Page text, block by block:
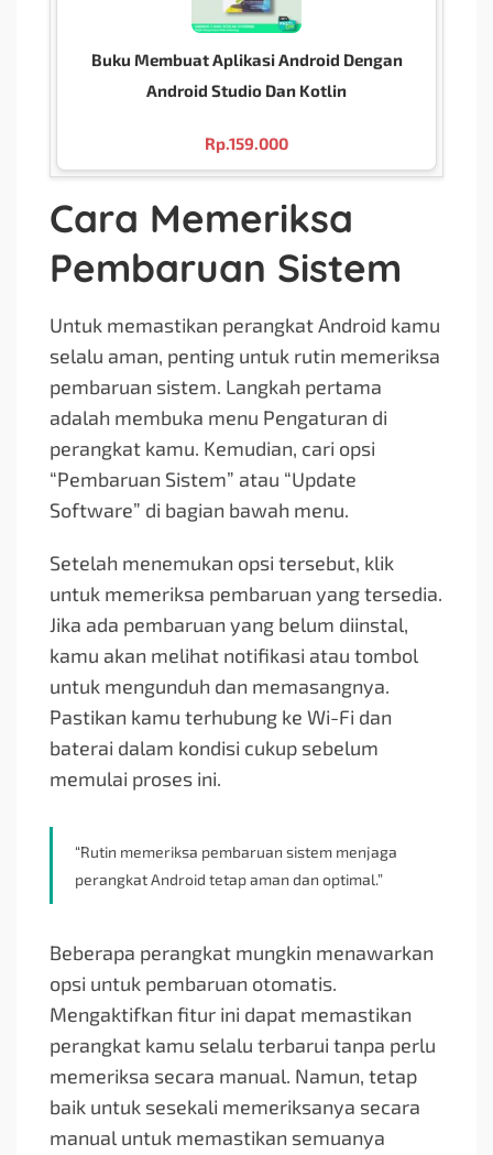
Buku Membuat Aplikasi Android Dengan
Android Studio Dan Kotlin
Rp.159.000
Cara Memeriksa
Pembaruan Sistem
Untuk memastikan perangkat Android kamu
selalu aman, penting untuk rutin memeriksa
pembaruan sistem. Langkah pertama
adalah membuka menu Pengaturan di
perangkat kamu. Kemudian, cari opsi
“Pembaruan Sistem” atau “Update
Software” di bagian bawah menu.
Setelah menemukan opsi tersebut, klik
untuk memeriksa pembaruan yang tersedia.
Jika ada pembaruan yang belum diinstal,
kamu akan melihat notifikasi atau tombol
untuk mengunduh dan memasangnya.
Pastikan kamu terhubung ke Wi-Fi dan
baterai dalam kondisi cukup sebelum
memulai proses ini.
“Rutin memeriksa pembaruan sistem menjaga
perangkat Android tetap aman dan optimal.”
Beberapa perangkat mungkin menawarkan
opsi untuk pembaruan otomatis.
Mengaktifkan fitur ini dapat memastikan
perangkat kamu selalu terbarui tanpa perlu
memeriksa secara manual. Namun, tetap
baik untuk sesekali memeriksanya secara
manual untuk memastikan semuanya